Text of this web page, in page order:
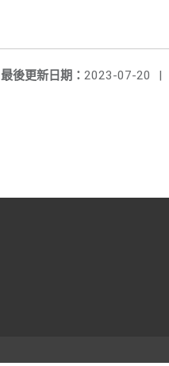
最後更新日期： 2023-07-20 |